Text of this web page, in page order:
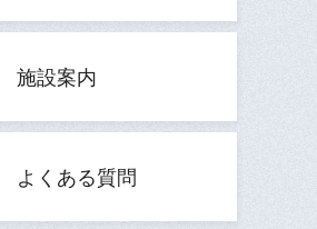
施設案内
よくある質問